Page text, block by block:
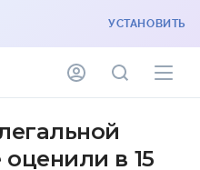
УСТАНОВИТЬ
в 15